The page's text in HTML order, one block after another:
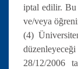
iptal edilir. Bu
ve/veya
(4)
28/12/2006